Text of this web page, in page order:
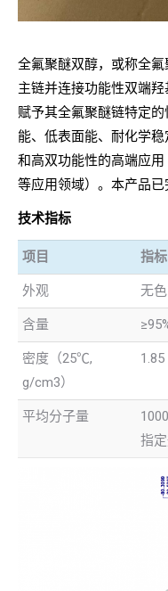
全氟聚醚双醇，或称全
主链并连接功能性双端羟
赋予其全氟聚醚链特定
能、低表面能、耐化学
和高双功能性的高端应
等应用领域）。本产品已
技术指标
项目 指标
外观 无
含量
密度（25℃,
g/cm3）
1.85
平均分子量
指